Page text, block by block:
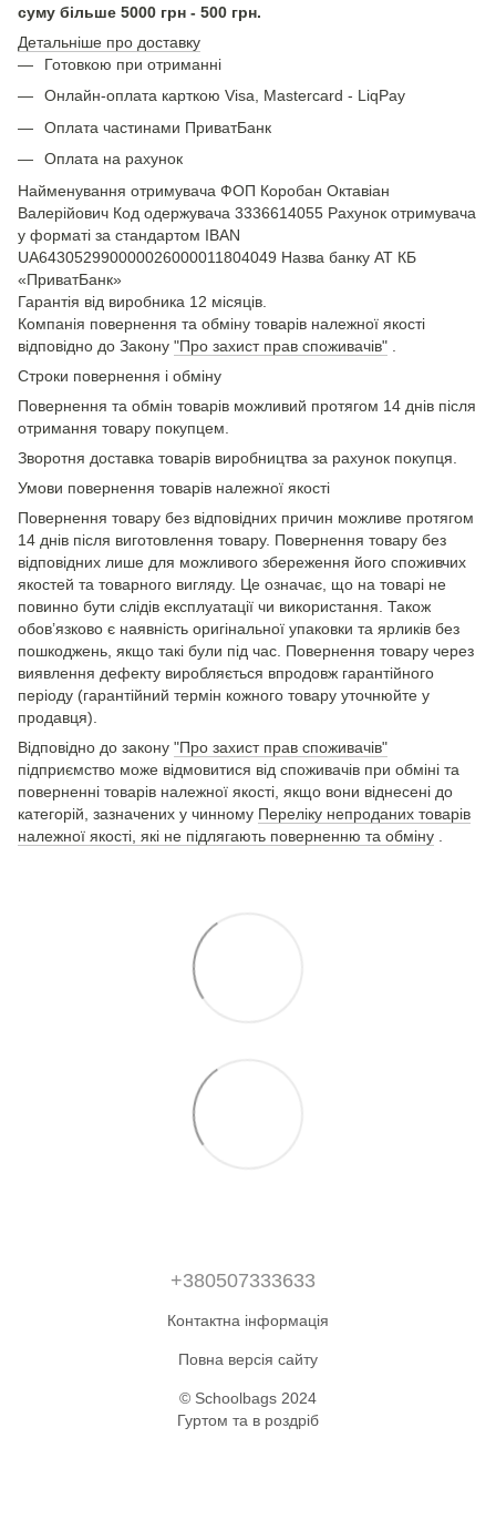
суму більше 5000 грн - 500 грн.
Детальніше про доставку
Готовкою при отриманні
Онлайн-оплата карткою Visa, Mastercard - LiqPay
Оплата частинами ПриватБанк
Оплата на рахунок
Найменування отримувача ФОП Коробан Октавіан
Валерійович Код одержувача 3336614055 Рахунок отримувача
у форматі за стандартом IBAN
UA643052990000026000011804049 Назва банку АТ КБ
«ПриватБанк»
Гарантія від виробника 12 місяців.
Компанія повернення та обміну товарів належної якості
відповідно до Закону "Про захист прав споживачів"
Строки повернення і обміну
Повернення та обмін товарів можливий протягом 14 днів після
отримання товару покупцем.
Зворотня доставка товарів виробництва за рахунок покупця.
Умови повернення товарів належної якості
Повернення товару без відповідних причин можливе протягом
14 днів після виготовлення товару. Повернення товару без
відповідних лише для можливого збереження його споживчих
якостей та товарного вигляду. Це означає, що на товарі не
повинно бути слідів експлуатації чи використання. Також
обов’язково є наявність оригінальної упаковки та ярликів без
пошкоджень, якщо такі були під час. Повернення товару через
виявлення дефекту виробляється впродовж гарантійного
періоду (гарантійний термін кожного товару уточнюйте у
продавця).
Відповідно до закону "Про захист прав споживачів"
підприємство може відмовитися від споживачів при обміні та
поверненні товарів належної якості, якщо вони віднесені до
категорій, зазначених у чинному Переліку непроданих товарів
належної якості, які не підлягають поверненню та обміну
+380507333633
Контактна інформація
Повна версія сайту
© Schoolbags 2024
Гуртом та в роздріб